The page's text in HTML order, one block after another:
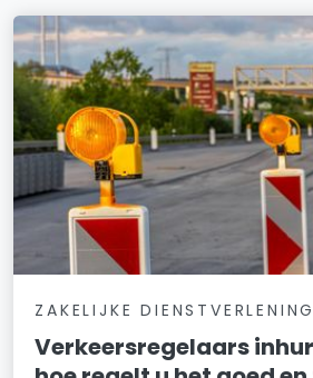
ZAKELIJKE DIENSTVERLENING
Verkeersregelaars